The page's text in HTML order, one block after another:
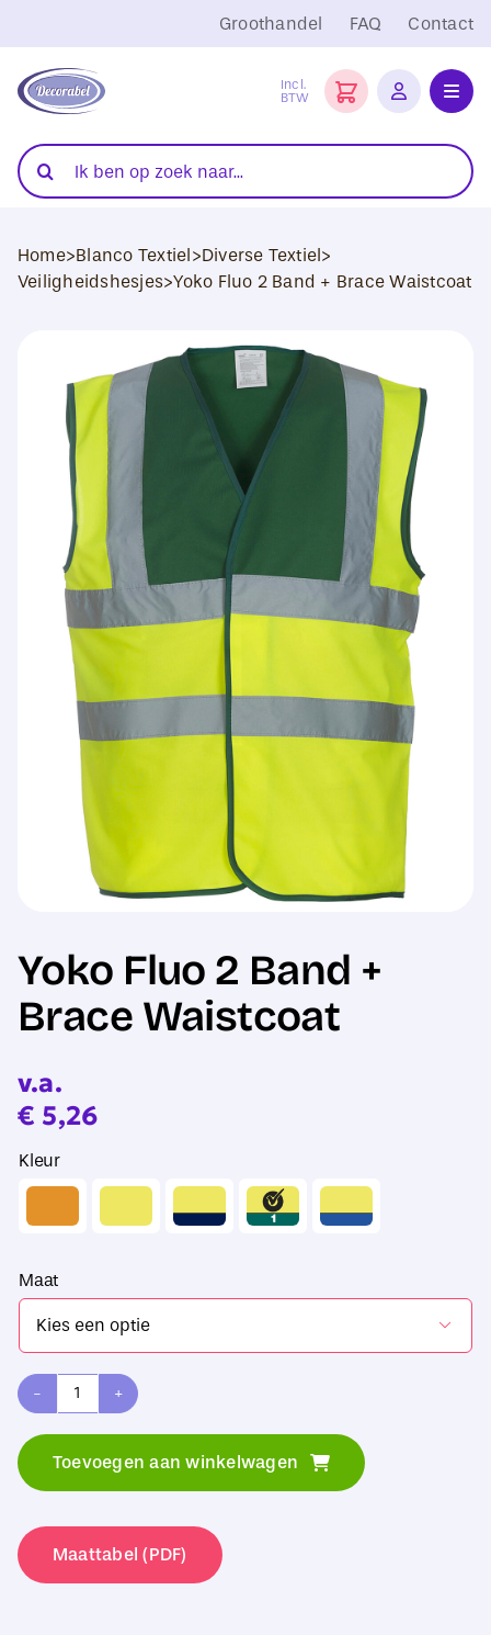
naar
inhoud
Groothandel FAQ Contact
Incl.
BTW
Folies
Transferpersen
Blanco Textiel
Hobby Artikelen
DTF Transfers
Zoeken
naar:
Home>Blanco Textiel>Diverse Textiel>
Veiligheidshesjes>Yoko Fluo 2 Band + Brace Waistcoat
Yoko Fluo 2 Band +
Brace Waistcoat
v.a.
€ 5,26
Kleur
Maat

Yoko
+
Brace
Toevoegen aan winkelwagen
Maattabel (PDF)